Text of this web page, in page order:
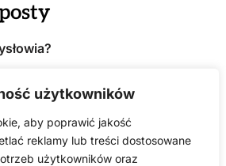
użytkowników
aby poprawić jakość
reklamy lub treści dostosowane
użytkowników oraz
na tłumaczenia?